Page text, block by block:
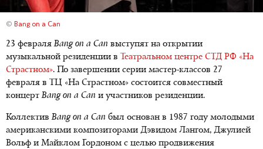
© Bang on a Can
23 февраляBang on a Can выступят на открытии
музыкальной резиденции в Театральном центре СТД РФ «На
Страстном». По завершении серии мастер-классов 27
февраля в ТЦ «На Страстном» состоится совместный
концертBang on a Can и участников резиденции.
КоллективBang on a Can был основан в 1987 году молодыми
американскими композиторами Дэвидом Лангом, Джулией
Вольф и Майклом Гордоном с целью продвижения